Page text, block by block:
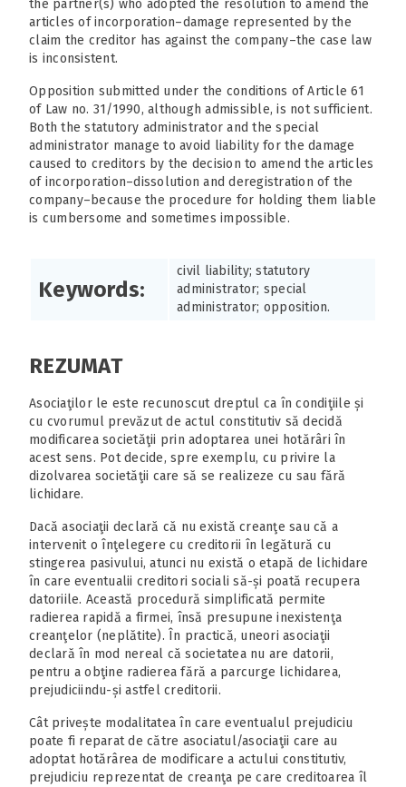
the partner(s) who adopted the resolution to amend the
articles of incorporation–damage represented by the
claim the creditor has against the company–the case law
is inconsistent.
Opposition submitted under the conditions of Article 61
of Law no. 31/1990, although admissible, is not sufficient.
Both the statutory administrator and the special
administrator manage to avoid liability for the damage
caused to creditors by the decision to amend the articles
of incorporation–dissolution and deregistration of the
company–because the procedure for holding them liable
is cumbersome and sometimes impossible.
Keywords:
civil liability; statutory
administrator; special
administrator; opposition.
REZUMAT
Asociaţilor le este recunoscut dreptul ca în condiţiile și
cu cvorumul prevăzut de actul constitutiv să decidă
modificarea societăţii prin adoptarea unei hotărâri în
acest sens. Pot decide, spre exemplu, cu privire la
dizolvarea societăţii care să se realizeze cu sau fără
lichidare.
Dacă asociaţii declară că nu există creanţe sau că a
intervenit o înţelegere cu creditorii în legătură cu
stingerea pasivului, atunci nu există o etapă de lichidare
în care eventualii creditori sociali să-și poată recupera
datoriile. Această procedură simplificată permite
radierea rapidă a firmei, însă presupune inexistenţa
creanţelor (neplătite). În practică, uneori asociaţii
declară în mod nereal că societatea nu are datorii,
pentru a obţine radierea fără a parcurge lichidarea,
prejudiciindu-și astfel creditorii.
Cât privește modalitatea în care eventualul prejudiciu
poate fi reparat de către asociatul/asociaţii care au
adoptat hotărârea de modificare a actului constitutiv,
prejudiciu reprezentat de creanţa pe care creditoarea îl